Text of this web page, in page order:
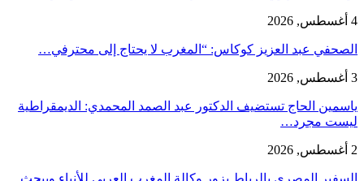
4 أغسطس, 2026
الصحفي عبد العزيز كوكاس: “المغرب لا يحتاج إلى محترفي…
3 أغسطس, 2026
ياسمين الحاج تستضيف الدكتور عبد الصمد المحمدي: الديمقراطية
ليست مجرد…
2 أغسطس, 2026
السفير المصري بالرباط يزور وكالة المغرب العربي للأنباء ويبحث